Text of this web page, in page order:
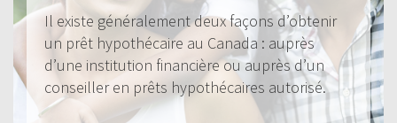
Il existe généralement deux façons d’obtenir
un prêt hypothécaire au Canada : auprès
d’une institution financière ou auprès d’un
conseiller en prêts hypothécaires autorisé.